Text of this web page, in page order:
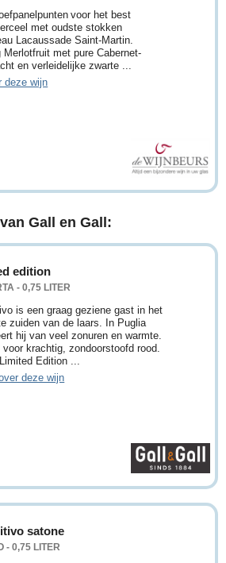
voor het best
met oudste stokken
Lacaussade Saint-Martin.
Merlotfruit met pure Cabernet-
en verleidelijke zwarte ...
deze wijn
Gall en Gall:
edition
- 0,75 LITER
is een graag geziene gast in het
zuiden van de laars. In Puglia
hij van veel zonuren en warmte.
voor krachtig, zondoorstoofd rood.
Edition ...
deze wijn
satone
- 0,75 LITER